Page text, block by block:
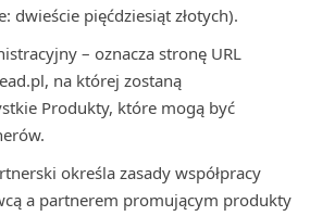
dwieście pięćdziesiąt złotych).
– oznacza stronę URL
na której zostaną
Produkty, które mogą być
określa zasady współpracy
a partnerem promującym produkty